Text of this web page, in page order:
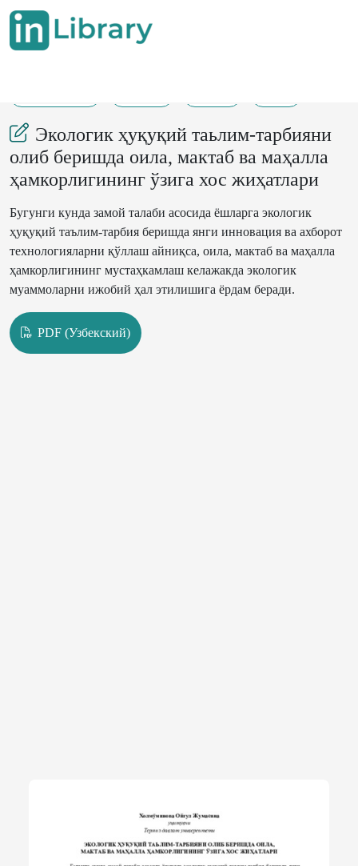
Экологик ҳуқуқий таьлим-тарбияни
олиб беришда оила, мактаб ва маҳалла
ҳамкорлигининг ўзига хос жиҳатлари
Бугунги кунда замой талаби асосида ёшларга экологик
ҳуқуқий таълим-тарбия беришда янги инновация ва ахборот
технологияларни қўллаш айниқса, оила, мактаб ва маҳалла
ҳамкорлигининг мустаҳкамлаш келажакда экологик
муаммоларни ижобий ҳал этилишига ёрдам беради.
PDF (Узбекский)